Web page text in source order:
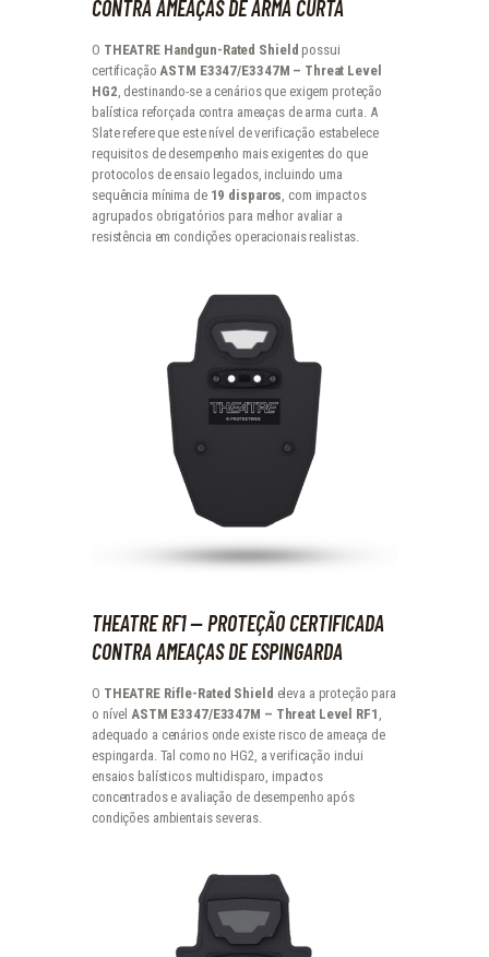
CONTRA AMEAÇAS DE ARMA CURTA
O THEATRE Handgun-Rated Shield possui
certificação ASTM E3347/E3347M – Threat Level
HG2 , destinando-se a cenários que exigem proteção
balística reforçada contra ameaças de arma curta. A
Slate refere que este nível de verificação estabelece
requisitos de desempenho mais exigentes do que
protocolos de ensaio legados, incluindo uma
sequência mínima de 19 disparos , com impactos
agrupados obrigatórios para melhor avaliar a
resistência em condições operacionais realistas.
THEATRE RF1 — PROTEÇÃO CERTIFICADA
CONTRA AMEAÇAS DE ESPINGARDA
O THEATRE Rifle-Rated Shield eleva a proteção para
o nível ASTM E3347/E3347M – Threat Level RF1
adequado a cenários onde existe risco de ameaça de
espingarda. Tal como no HG2, a verificação inclui
ensaios balísticos multidisparo, impactos
concentrados e avaliação de desempenho após
condições ambientais severas.